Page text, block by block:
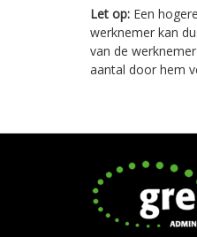
Let op: Een
werknemer kan
van de
aantal door hem